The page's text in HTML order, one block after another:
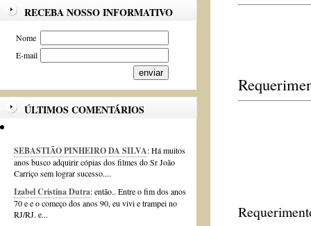
RECEBA NOSSO INFORMATIVO
Nome
E-mail
ÚLTIMOS COMENTÁRIOS
SEBASTIÃO PINHEIRO DA SILVA: Há muitos
anos busco adquirir cópias dos filmes do Sr João
Carriço sem lograr sucesso....
Izabel Cristina Dutra: então.. Entre o fim dos anos
70 e e o começo dos anos 90, eu vivi e trampei no
RJ/RJ. e...